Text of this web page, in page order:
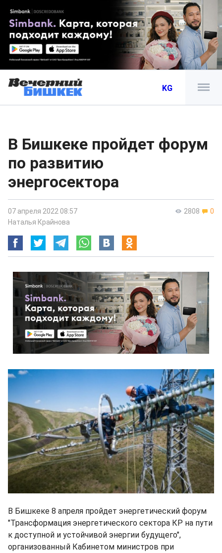
KG
В Бишкеке пройдет форум
по развитию
энергосектора
2808 0
07 апреля 2022 08:57
Наталья Крайнова
В Бишкеке 8 апреля пройдет энергетический форум
"Трансформация энергетического сектора КР на пути
к доступной и устойчивой энергии будущего",
организованный Кабинетом министров при